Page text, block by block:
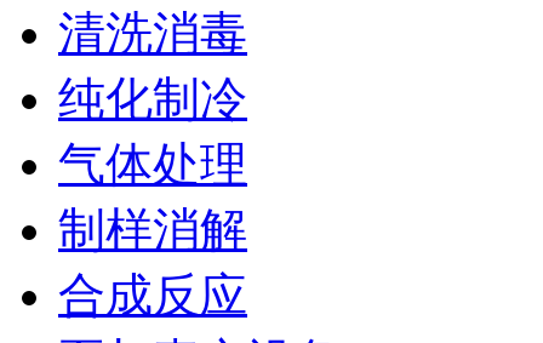
清洗消毒
纯化制冷
气体处理
制样消解
合成反应